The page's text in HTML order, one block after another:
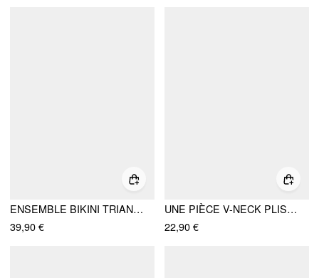
ENSEMBLE BIKINI TRIANGULAIRE KNOTÉ EN V AVEC ENSEMBLE DE COUVERTURE TEXTURÉ
39,90 €
UNE PIÈCE V-NECK PLISSÉE AVEC BOUCLE MÉTALLIQUE UNI
22,90 €